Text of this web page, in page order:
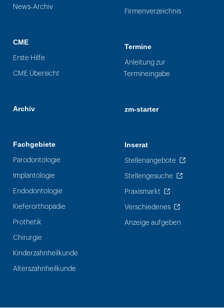
News-Archiv
CME
Erste Hilfe
CME Übersicht
Archiv
Fachgebiete
Parodontologie
Implantologie
Endodontologie
Kieferorthopädie
Prothetik
Chirurgie
Kinderzahnheilkunde
Alterszahnheilkunde
Firmenverzeichnis
Termine
Anleitung zur
Termineingabe
zm-starter
Inserat
Stellenangebote
Stellengesuche
Praxismarkt
Verschiedenes
Anzeige aufgeben